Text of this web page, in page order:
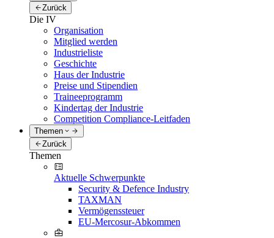
Zurück
Die IV
Organisation
Mitglied werden
Industrieliste
Geschichte
Haus der Industrie
Preise und Stipendien
Traineeprogramm
Kindertag der Industrie
Competition Compliance-Leitfaden
Themen
Zurück
Themen
Aktuelle Schwerpunkte
Security & Defence Industry
TAXMAN
Vermögenssteuer
EU-Mercosur-Abkommen